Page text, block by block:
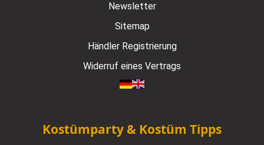
Newsletter
Sitemap
Händler Registrierung
Widerruf eines Vertrags
Kostümparty & Kostüm Tipps